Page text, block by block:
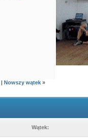
| Nowszy wątek »
Wątek: